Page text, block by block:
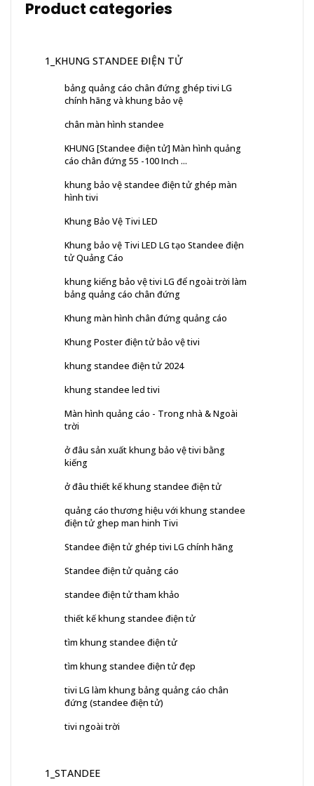
Product categories
1_KHUNG STANDEE ĐIỆN TỬ
bảng quảng cáo chân đứng ghép tivi LG
chính hãng và khung bảo vệ
chân màn hình standee
KHUNG [Standee điện tử] Màn hình quảng
cáo chân đứng 55 -100 Inch ...
khung bảo vệ standee điện tử ghép màn
hình tivi
Khung Bảo Vệ Tivi LED
Khung bảo vệ Tivi LED LG tạo Standee điện
tử Quảng Cáo
khung kiếng bảo vệ tivi LG để ngoài trời làm
bảng quảng cáo chân đứng
Khung màn hình chân đứng quảng cáo
Khung Poster điện tử bảo vệ tivi
khung standee điện tử 2024
khung standee led tivi
Màn hình quảng cáo - Trong nhà & Ngoài
trời
ở đâu sản xuất khung bảo vệ tivi bằng
kiếng
ở đâu thiết kế khung standee điện tử
quảng cáo thương hiệu với khung standee
điện tử ghep man hinh Tivi
Standee điện tử ghép tivi LG chính hãng
Standee điện tử quảng cáo
standee điện tử tham khảo
thiết kế khung standee điện tử
tìm khung standee điện tử
tìm khung standee điện tử đẹp
tivi LG làm khung bảng quảng cáo chân
đứng (standee điện tử)
tivi ngoài trời
1_STANDEE